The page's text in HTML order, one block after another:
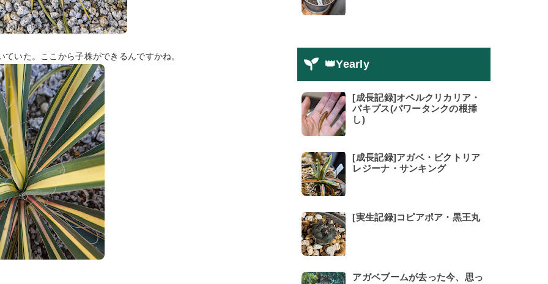
いた。ここから子株ができるんですかね。
👑Yearly
[成長記録]オペルクリカリア・
パキプス(パワータンクの根挿
し)
[成長記録]アガベ・ビクトリア
レジーナ・サンキング
[実生記録]コピアポア・黒王丸
アガベブームが去った今、思っ